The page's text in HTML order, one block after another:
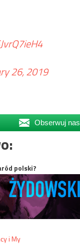
26, 2019
Obserwuj nas
polski?